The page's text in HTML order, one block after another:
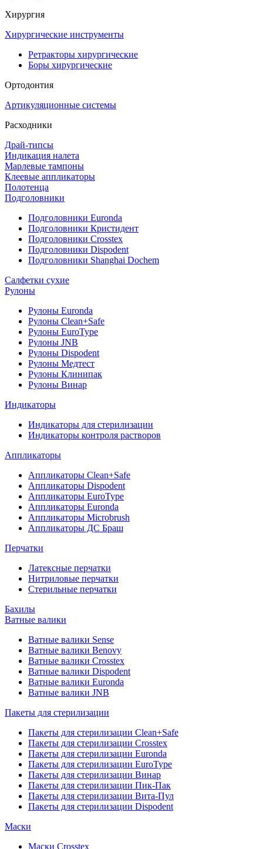
Хирургия
Хирургические инструменты
Ретракторы хирургические
Боры хирургические
Ортодонтия
Артикуляционные системы
Расходники
Драй-типсы
Индикация налета
Марлевые тампоны
Клеевые аппликаторы
Полотенца
Подголовники
Подголовники Euronda
Подголовники Кристидент
Подголовники Crosstex
Подголовники Dispodent
Подголовники Shanghai Dochem
Салфетки сухие
Рулоны
Рулоны Euronda
Рулоны Clean+Safe
Рулоны EuroType
Рулоны JNB
Рулоны Dispodent
Рулоны Медтест
Рулоны Клинипак
Рулоны Винар
Индикаторы
Индикаторы для стерилизации
Индикаторы контроля растворов
Аппликаторы
Аппликаторы Clean+Safe
Аппликаторы Dispodent
Аппликаторы EuroType
Аппликаторы Euronda
Аппликаторы Microbrush
Аппликаторы ДС Браш
Перчатки
Латексные перчатки
Нитриловые перчатки
Стерильные перчатки
Бахилы
Ватные валики
Ватные валики Sense
Ватные валики Benovy
Ватные валики Crosstex
Ватные валики Dispodent
Ватные валики Euronda
Ватные валики JNB
Пакеты для стерилизации
Пакеты для стерилизации Clean+Safe
Пакеты для стерилизации Crosstex
Пакеты для стерилизации Euronda
Пакеты для стерилизации EuroType
Пакеты для стерилизации Винар
Пакеты для стерилизации Пик-Пак
Пакеты для стерилизации Вита-Пул
Пакеты для стерилизации Dispodent
Маски
Маски Crosstex